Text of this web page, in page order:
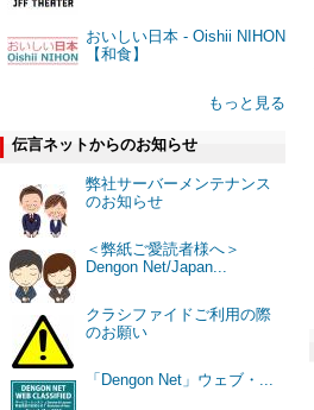
おいしい日本 - Oishii NIHON
【和食】
もっと見る
伝言ネットからのお知らせ
弊社サーバーメンテナンス
のお知らせ
＜弊紙ご愛読者様へ＞
Dengon Net/Japan...
クラシファイドご利用の際
のお願い
「Dengon Net」ウェブ・...